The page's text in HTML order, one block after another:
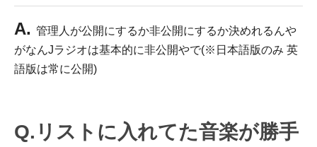
A. 管理人が公開にするか非公開にするか決めれるんや
がなんJラジオは基本的に非公開やで(※日本語版のみ 英
語版は常に公開)
Q.リストに入れてた音楽が勝手